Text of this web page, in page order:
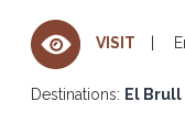
VISIT
Destinations: El Brull